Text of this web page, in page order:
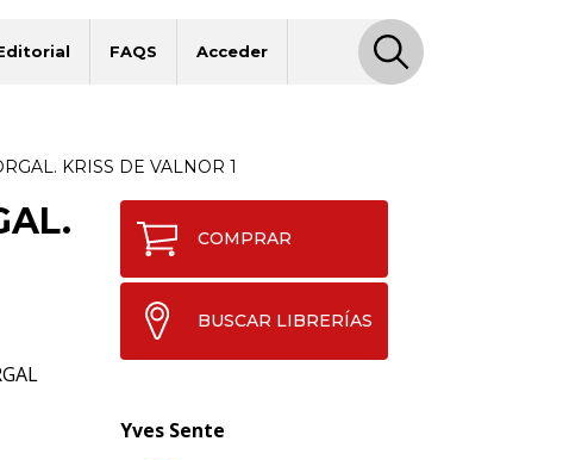
FAQS Acceder
KRISS DE VALNOR 1
COMPRAR
BUSCAR LIBRERÍAS
Yves Sente